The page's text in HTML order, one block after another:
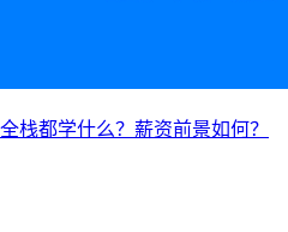
栈都学什么？薪资前景如何？